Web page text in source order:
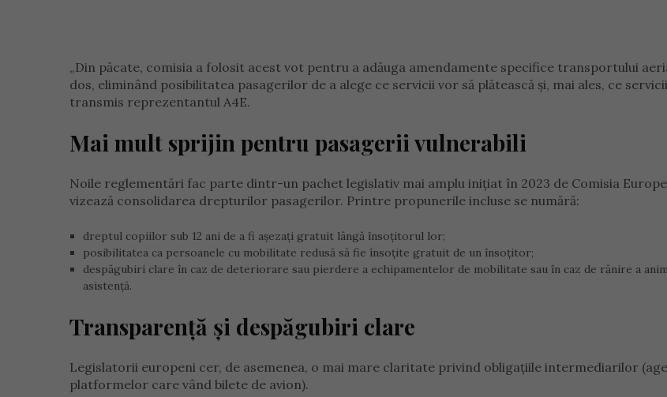
„Din păcate, comisia a folosit acest vot pentru a adăuga amendamente specifice transportului
dos, eliminând posibilitatea pasagerilor de a alege ce servicii vor să plătească și, mai ales, ce
transmis reprezentantul A4E.
Mai mult sprijin pentru pasagerii vulnerabili
Noile reglementări fac parte dintr-un pachet legislativ mai amplu inițiat în 2023 de Comisia
vizează consolidarea drepturilor pasagerilor. Printre propunerile incluse se numără:
dreptul copiilor sub 12 ani de a fi așezați gratuit lângă însoțitorul lor;
posibilitatea ca persoanele cu mobilitate redusă să fie însoțite gratuit de un însoțitor;
despăgubiri clare în caz de deteriorare sau pierdere a echipamentelor de mobilitate sau în caz de rănire a
asistență.
Transparență și despăgubiri clare
Legislatorii europeni cer, de asemenea, o mai mare claritate privind obligațiile intermediarilor
platformelor care vând bilete de avion).